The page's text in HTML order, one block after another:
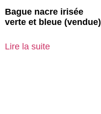
Bague nacre irisée
verte et bleue (vendue)
Lire la suite